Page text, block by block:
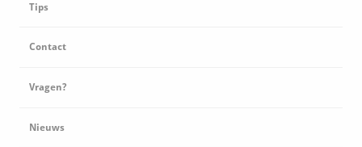
Tips
Contact
Vragen?
Nieuws